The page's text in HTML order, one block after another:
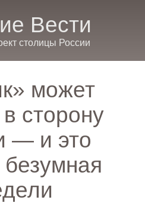
Вести
столицы России
может
сторону
— и это